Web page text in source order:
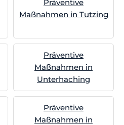
Präventive
Maßnahmen in Tutzing
Präventive
Maßnahmen in
Unterhaching
Präventive
Maßnahmen in